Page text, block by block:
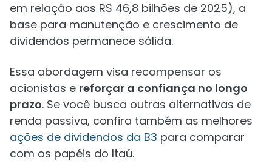
em relação aos R$ 46,8 bilhões de 2025), a
base para manutenção e crescimento de
dividendos permanece sólida.
Essa abordagem visa recompensar os
acionistas e reforçar a confiança no longo
prazo. Se você busca outras alternativas de
renda passiva, confira também as melhores
ações de dividendos da B3 para comparar
com os papéis do Itaú.